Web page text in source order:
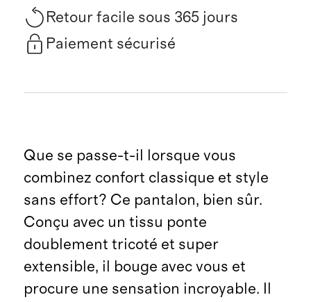
Retour facile sous 365 jours
Paiement sécurisé
Que se passe-t-il lorsque vous
combinez confort classique et style
sans effort? Ce pantalon, bien sûr.
Conçu avec un tissu ponte
doublement tricoté et super
extensible, il bouge avec vous et
procure une sensation incroyable. Il